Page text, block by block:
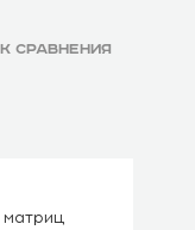
СРАВНЕНИЯ
матриц